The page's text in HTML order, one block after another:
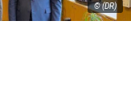
© (DR)